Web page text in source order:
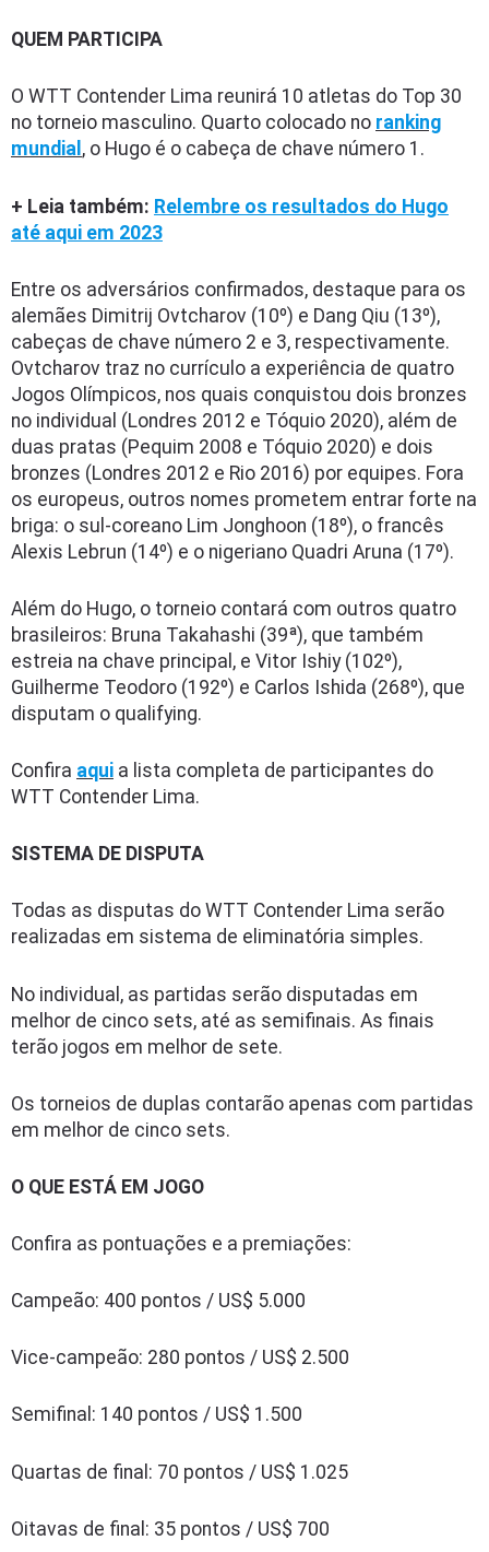
QUEM PARTICIPA
O WTT Contender Lima reunirá 10 atletas do Top 30
no torneio masculino. Quarto colocado no ranking
mundial , o Hugo é o cabeça de chave número 1.
+ Leia também: Relembre os resultados do Hugo
até aqui em 2023
Entre os adversários confirmados, destaque para os
alemães Dimitrij Ovtcharov (10º) e Dang Qiu (13º),
cabeças de chave número 2 e 3, respectivamente.
Ovtcharov traz no currículo a experiência de quatro
Jogos Olímpicos, nos quais conquistou dois bronzes
no individual (Londres 2012 e Tóquio 2020), além de
duas pratas (Pequim 2008 e Tóquio 2020) e dois
bronzes (Londres 2012 e Rio 2016) por equipes. Fora
os europeus, outros nomes prometem entrar forte na
briga: o sul-coreano Lim Jonghoon (18º), o francês
Alexis Lebrun (14º) e o nigeriano Quadri Aruna (17º).
Além do Hugo, o torneio contará com outros quatro
brasileiros: Bruna Takahashi (39ª), que também
estreia na chave principal, e Vitor Ishiy (102º),
Guilherme Teodoro (192º) e Carlos Ishida (268º), que
disputam o qualifying.
Confira aqui a lista completa de participantes do
WTT Contender Lima.
SISTEMA DE DISPUTA
Todas as disputas do WTT Contender Lima serão
realizadas em sistema de eliminatória simples.
No individual, as partidas serão disputadas em
melhor de cinco sets, até as semifinais. As finais
terão jogos em melhor de sete.
Os torneios de duplas contarão apenas com partidas
em melhor de cinco sets.
O QUE ESTÁ EM JOGO
Confira as pontuações e a premiações:
Campeão: 400 pontos / US$ 5.000
Vice-campeão: 280 pontos / US$ 2.500
Semifinal: 140 pontos / US$ 1.500
Quartas de final: 70 pontos / US$ 1.025
Oitavas de final: 35 pontos / US$ 700